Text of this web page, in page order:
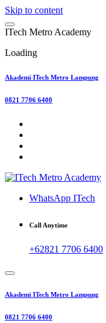
Skip to content
ITech Metro Academy
Loading
Akademi ITech Metro Lampung
0821 7706 6400
WhatsApp ITech
Call Anytime
+62821 7706 6400
Akademi ITech Metro Lampung
0821 7706 6400